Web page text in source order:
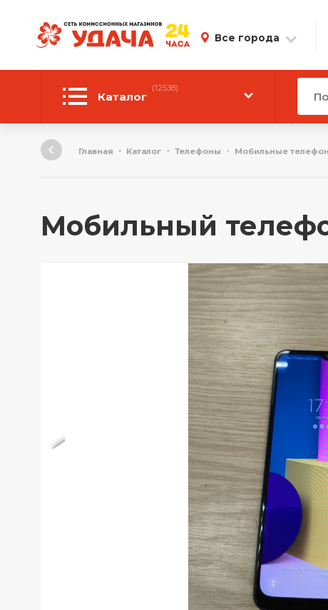
Все города
Каталог
(12538)
Автотовары
Компьютерная техника
Фото и видеотехника
Акционные товары
Проданные товары
Главная Каталог Телефоны Мобильные
Мобильный